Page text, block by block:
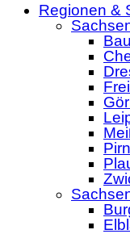
Regionen &